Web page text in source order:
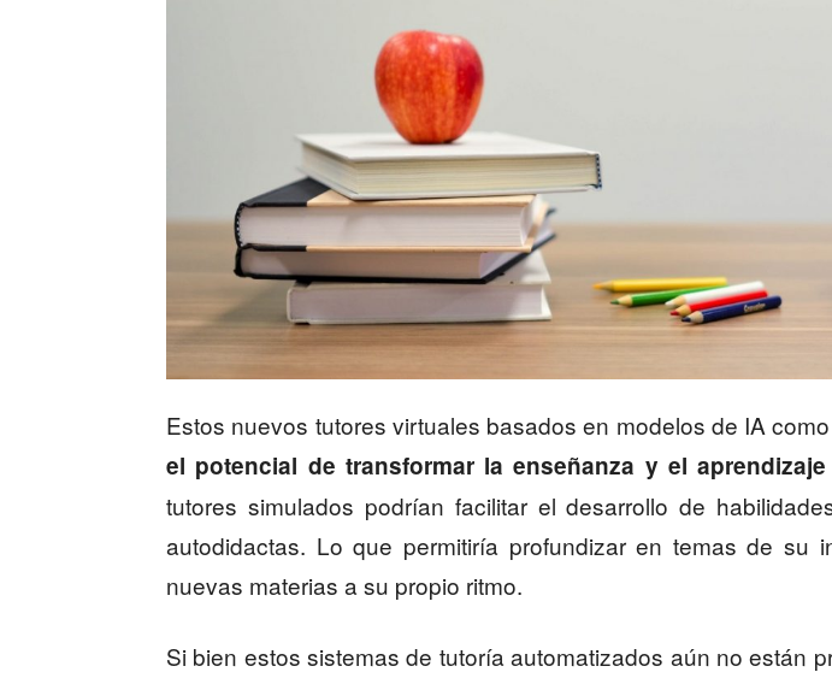
Estos nuevos tutores virtuales basados en modelos de IA
el potencial de transformar la enseñanza y el
tutores simulados podrían facilitar el desarrollo de
autodidactas. Lo que permitiría profundizar en temas de su
nuevas materias a su propio ritmo.
Si bien estos sistemas de tutoría automatizados aún no están